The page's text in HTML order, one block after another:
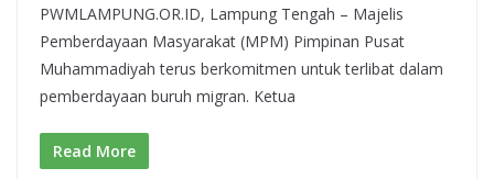
PWMLAMPUNG.OR.ID, Lampung Tengah – Majelis
Pemberdayaan Masyarakat (MPM) Pimpinan Pusat
Muhammadiyah terus berkomitmen untuk terlibat dalam
pemberdayaan buruh migran. Ketua
Read More